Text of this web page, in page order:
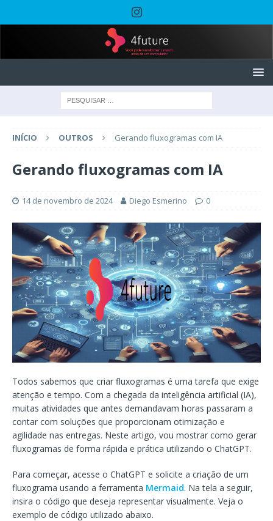
INÍCIO OUTROS Gerando fluxogramas com IA
Gerando fluxogramas com IA
14 de novembro de 2024 Diego Esmerino 0
Todos sabemos que criar fluxogramas é uma tarefa que exige
atenção e tempo. Com a chegada da inteligência artificial (IA),
muitas atividades que antes demandavam horas passaram a
contar com soluções que proporcionam otimização e
agilidade nas entregas. Neste artigo, vou mostrar como gerar
fluxogramas de forma rápida e prática utilizando o ChatGPT.
Para começar, acesse o ChatGPT e solicite a criação de um
fluxograma usando a ferramenta Mermaid. Na tela a seguir,
insira o código que deseja representar visualmente. Veja o
exemplo de código utilizado abaixo.